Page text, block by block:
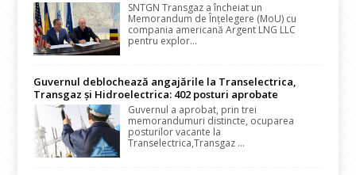
SNTGN Transgaz a încheiat un
Memorandum de Înțelegere (MoU) cu
compania americană Argent LNG LLC
pentru explor...
Guvernul deblochează angajările la Transelectrica,
Transgaz și Hidroelectrica: 402 posturi aprobate
Guvernul a aprobat, prin trei
memorandumuri distincte, ocuparea
posturilor vacante la
Transelectrica,Transgaz ...